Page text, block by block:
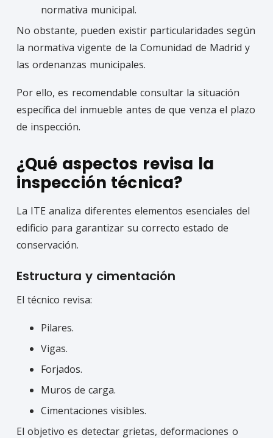
normativa municipal.
No obstante, pueden existir particularidades según
la normativa vigente de la Comunidad de Madrid y
las ordenanzas municipales.
Por ello, es recomendable consultar la situación
específica del inmueble antes de que venza el plazo
de inspección.
¿Qué aspectos revisa la
inspección técnica?
La ITE analiza diferentes elementos esenciales del
edificio para garantizar su correcto estado de
conservación.
Estructura y cimentación
El técnico revisa:
Pilares.
Vigas.
Forjados.
Muros de carga.
Cimentaciones visibles.
El objetivo es detectar grietas, deformaciones o